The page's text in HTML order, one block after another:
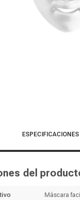
.
ESPECIFICACIONES
del
Máscara